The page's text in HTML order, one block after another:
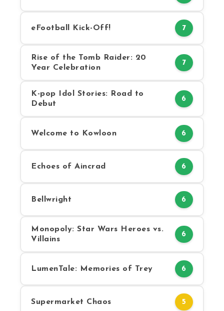
eFootball Kick-Off! 7
Rise of the Tomb Raider: 20
Year Celebration
7
K-pop Idol Stories: Road to
Debut
6
Welcome to Kowloon 6
Echoes of Aincrad 6
Bellwright 6
Monopoly: Star Wars Heroes vs.
Villains
6
LumenTale: Memories of Trey 6
Supermarket Chaos 5